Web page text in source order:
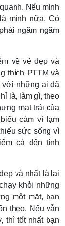
Nếu mình
mình nữa. Có
ngăm ngăm
về vẻ đẹp và
thích PTTM và
với những ai đã
là, làm gì, theo
mặt trái của
cảm vì lạm
sức sống vì
cả đến tính
và nhất là lại
khỏi những
một mặt, bạn
theo. Nếu vẫn
thì tốt nhất bạn